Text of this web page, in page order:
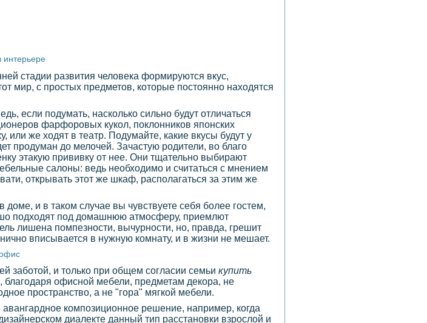
стадии развития человека формируются вкус,
мир, с простых предметов, которые постоянно находятся
если подумать, насколько сильно будут отличаться
фарфоровых кукол, поклонников японских
же ходят в театр. Подумайте, какие вкусы будут у
продуман до мелочей. Зачастую родители, во благо
этакую прививку от нее. Они тщательно выбирают
салоны: ведь необходимо и считаться с мнением
открывать этот же шкаф, располагаться за этим же
доме, и в таком случае вы чувствуете себя более гостем,
подходят под домашнюю атмосферу, приемлют
лишена помпезности, вычурности, но, правда, грешит
вписывается в нужную комнату, и в жизни не мешает.
заботой, и только при общем согласии семьи купить
благодаря офисной мебели, предметам декора, не
пространство, а не "гора" мягкой мебели.
композиционное решение, например, когда
диалекте данный тип расстановки взрослой и